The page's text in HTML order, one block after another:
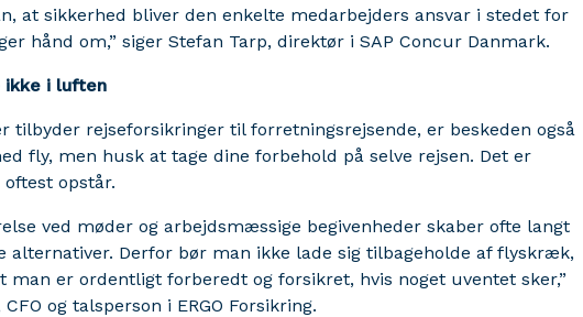
at sikkerhed bliver den enkelte medarbejders ansvar i stedet for
hånd om,” siger Stefan Tarp, direktør i SAP Concur Danmark.
ikke i luften
tilbyder rejseforsikringer til forretningsrejsende, er beskeden også
fly, men husk at tage dine forbehold på selve rejsen. Det er
opstår.
ved møder og arbejdsmæssige begivenheder skaber ofte langt
alternativer. Derfor bør man ikke lade sig tilbageholde af flyskræk,
man er ordentligt forberedt og forsikret, hvis noget uventet sker,”
og talsperson i ERGO Forsikring.